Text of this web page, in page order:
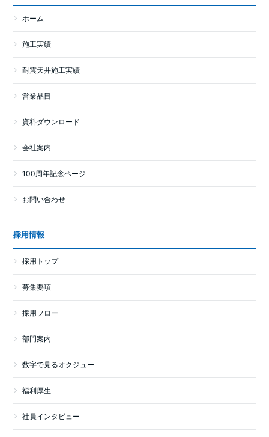
ホーム
施工実績
耐震天井施工実績
営業品目
資料ダウンロード
会社案内
100周年記念ページ
お問い合わせ
採用情報
採用トップ
募集要項
採用フロー
部門案内
数字で見るオクジュー
福利厚生
社員インタビュー